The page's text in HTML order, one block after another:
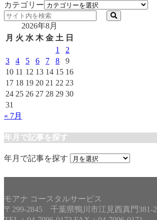
カテゴリー
2026年8月
月 火 水 木 金 土 日
1
2
3
4 5 6 7 8
9
10 11 12 13 14 15 16
17 18 19 20 21 22 23
24 25 26 27 28 29 30
31
« 7月
年月で記事を探す
年月で記事を探す
モアナ コースタルサービス
〒299-2845 千葉県鴨川市江見西真門381-2